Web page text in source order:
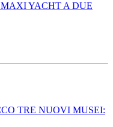
YACHT A DUE
TRE NUOVI MUSEI: